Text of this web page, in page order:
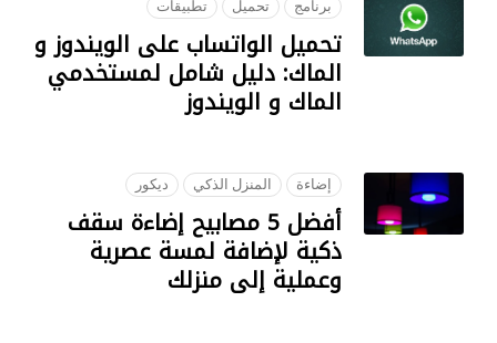
برنامج تحميل تطبيقات
تحميل الواتساب على الويندوز و
الماك: دليل شامل لمستخدمي
الماك و الويندوز
إضاءة المنزل الذكي ديكور
أفضل 5 مصابيح إضاءة سقف
ذكية لإضافة لمسة عصرية
وعملية إلى منزلك